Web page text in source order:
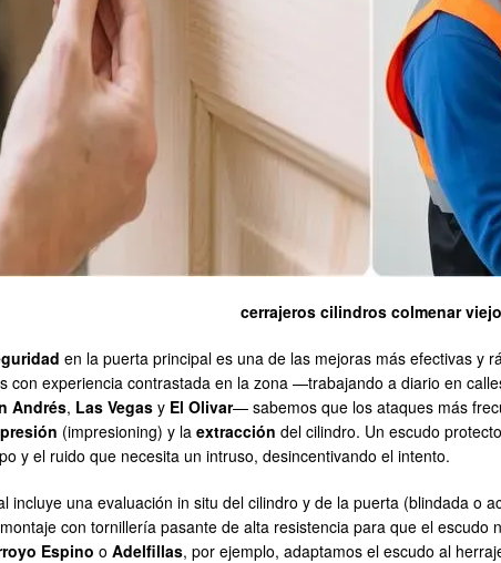
cerrajeros cilindros colmenar viejo
en la puerta principal es una de las mejoras más efectivas y
con experiencia contrastada en la zona —trabajando a diario en
Andrés, Las Vegas y El Olivar— sabemos que los ataques más
(impresioning) y la extracción del cilindro. Un escudo
y el ruido que necesita un intruso, desincentivando el intento.
incluye una evaluación in situ del cilindro y de la puerta (blindada o
con tornillería pasante de alta resistencia para que el
Espino o Adelfillas, por ejemplo, adaptamos el escudo al